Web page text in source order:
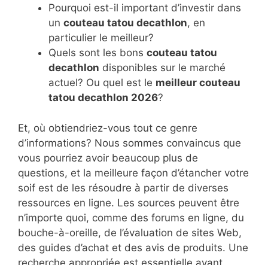
Pourquoi est-il important d’investir dans
un couteau tatou decathlon, en
particulier le meilleur?
Quels sont les bons couteau tatou
decathlon disponibles sur le marché
actuel? Ou quel est le meilleur couteau
tatou decathlon 2026?
Et, où obtiendriez-vous tout ce genre
d’informations? Nous sommes convaincus que
vous pourriez avoir beaucoup plus de
questions, et la meilleure façon d’étancher votre
soif est de les résoudre à partir de diverses
ressources en ligne. Les sources peuvent être
n’importe quoi, comme des forums en ligne, du
bouche-à-oreille, de l’évaluation de sites Web,
des guides d’achat et des avis de produits. Une
recherche appropriée est essentielle avant